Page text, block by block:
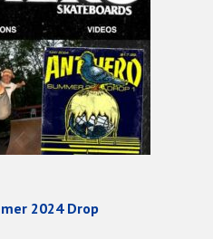
2024 Drop